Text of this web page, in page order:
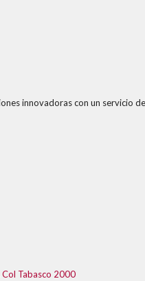
innovadoras con un servicio
Tabasco 2000